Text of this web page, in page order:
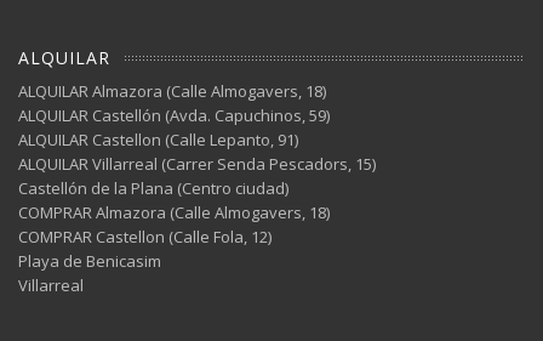
ALQUILAR
ALQUILAR Almazora (Calle Almogavers, 18)
ALQUILAR Castellón (Avda. Capuchinos, 59)
ALQUILAR Castellon (Calle Lepanto, 91)
ALQUILAR Villarreal (Carrer Senda Pescadors, 15)
Castellón de la Plana (Centro ciudad)
COMPRAR Almazora (Calle Almogavers, 18)
COMPRAR Castellon (Calle Fola, 12)
Playa de Benicasim
Villarreal